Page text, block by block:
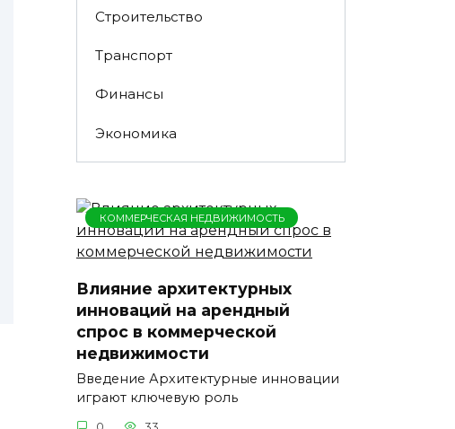
Строительство
Транспорт
Финансы
Экономика
КОММЕРЧЕСКАЯ НЕДВИЖИМОСТЬ
Влияние архитектурных
инноваций на арендный
спрос в коммерческой
недвижимости
Введение Архитектурные инновации
играют ключевую роль